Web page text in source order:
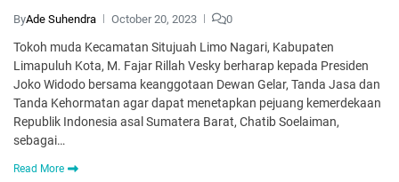
ByAde Suhendra October 20, 2023 0
Tokoh muda Kecamatan Situjuah Limo Nagari, Kabupaten
Limapuluh Kota, M. Fajar Rillah Vesky berharap kepada Presiden
Joko Widodo bersama keanggotaan Dewan Gelar, Tanda Jasa dan
Tanda Kehormatan agar dapat menetapkan pejuang kemerdekaan
Republik Indonesia asal Sumatera Barat, Chatib Soelaiman,
sebagai…
Read More